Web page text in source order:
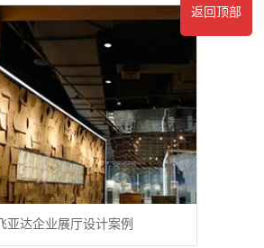
飞亚达企业展厅设计案例
返回顶部